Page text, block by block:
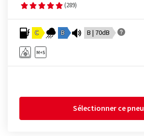
(289)
C B B | 70dB
Sélectionner ce pneu